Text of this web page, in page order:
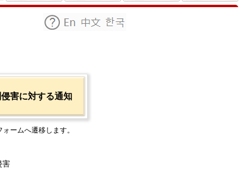
害に対する通知
ォームへ遷移します。
害